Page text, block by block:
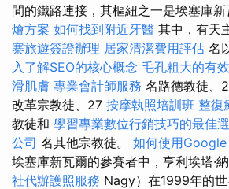
間的鐵路連接，其樞紐之一是埃塞庫新
燴方案 如何找到附近牙醫 其中，有天
寨旅遊簽證辦理 居家清潔費用評估 名
入了解SEO的核心概念 毛孔粗大的有
滑肌膚 專業會計師服務 名路德教徒、
改革宗教徒、27 按摩執照培訓班 整復
教徒和 學習專業數位行銷技巧的最佳
公司 名其他宗教徒。 如何使用
埃塞庫新瓦爾的參賽者中，亨利埃塔·
社代辦護照服務 Nagy）在1999年的